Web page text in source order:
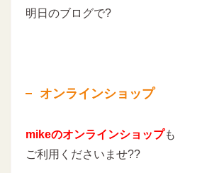
明日のブログで?
オンラインショップ
mikeのオンラインショップも
ご利用くださいませ??